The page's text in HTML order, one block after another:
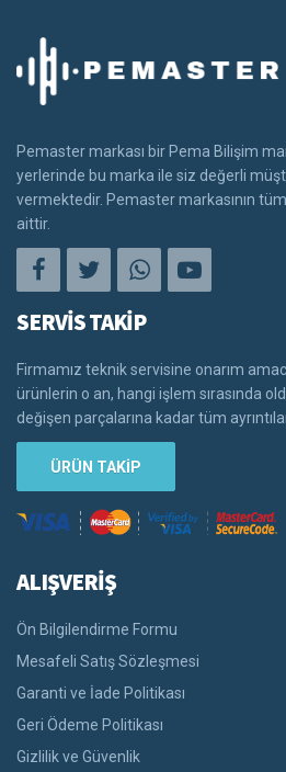
Pemaster markası bir Pema Bilişim
yerlerinde bu marka ile siz değerli
vermektedir. Pemaster markasının
aittir.
SERVİS TAKİP
Firmamız teknik servisine onarım
ürünlerin o an, hangi işlem sırasında
değişen parçalarına kadar tüm
ÜRÜN TAKİP
ALIŞVERİŞ
Ön Bilgilendirme Formu
Mesafeli Satış Sözleşmesi
Garanti ve İade Politikası
Geri Ödeme Politikası
Gizlilik ve Güvenlik